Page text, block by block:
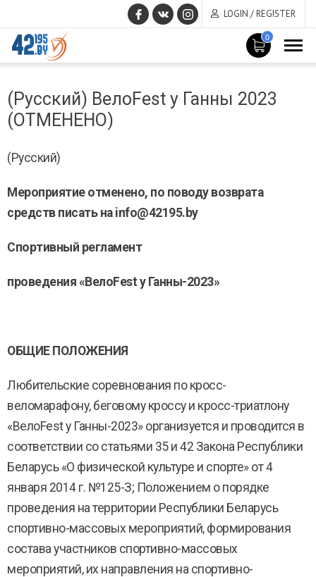
LOGIN / REGISTER
0
MAIN
CONTENT
14,
2017
(Русский) ВелоFest у Ганны 2023
(ОТМЕНЕНО)
(Русский)
Мероприятие отменено, по поводу возврата
средств писать на info@42195.by
Спортивный регламент
проведения «ВелоFest у Ганны-2023»
ОБЩИЕ ПОЛОЖЕНИЯ
Любительские соревнования по кросс-
веломарафону, беговому кроссу и кросс-триатлону
«ВелоFest у Ганны-2023» организуется и проводится в
соответствии со статьями 35 и 42 Закона Республики
Беларусь «О физической культуре и спорте» от 4
января 2014 г. №125-З; Положением о порядке
проведения на территории Республики Беларусь
спортивно-массовых мероприятий, формирования
состава участников спортивно-массовых
мероприятий, их направления на спортивно-